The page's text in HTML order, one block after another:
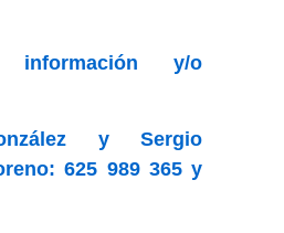
y/o
y Sergio
625 989 365 y